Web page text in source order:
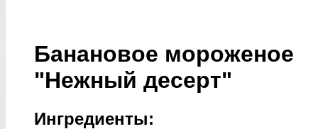
Банановое мороженое
"Нежный десерт"
Ингредиенты: